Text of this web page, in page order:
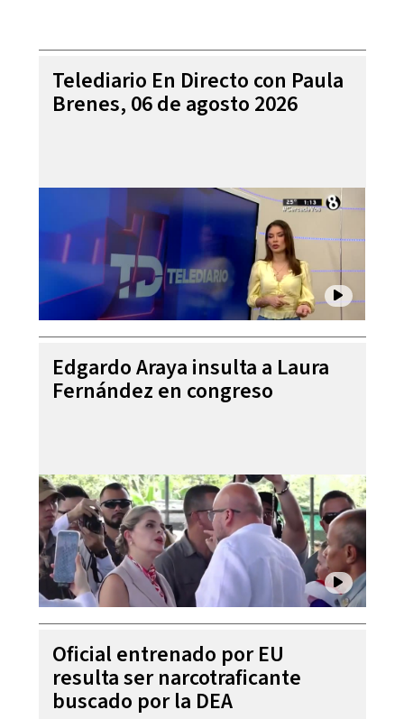
Telediario En Directo con Paula
Brenes, 06 de agosto 2026
Edgardo Araya insulta a Laura
Fernández en congreso
Oficial entrenado por EU
resulta ser narcotraficante
buscado por la DEA